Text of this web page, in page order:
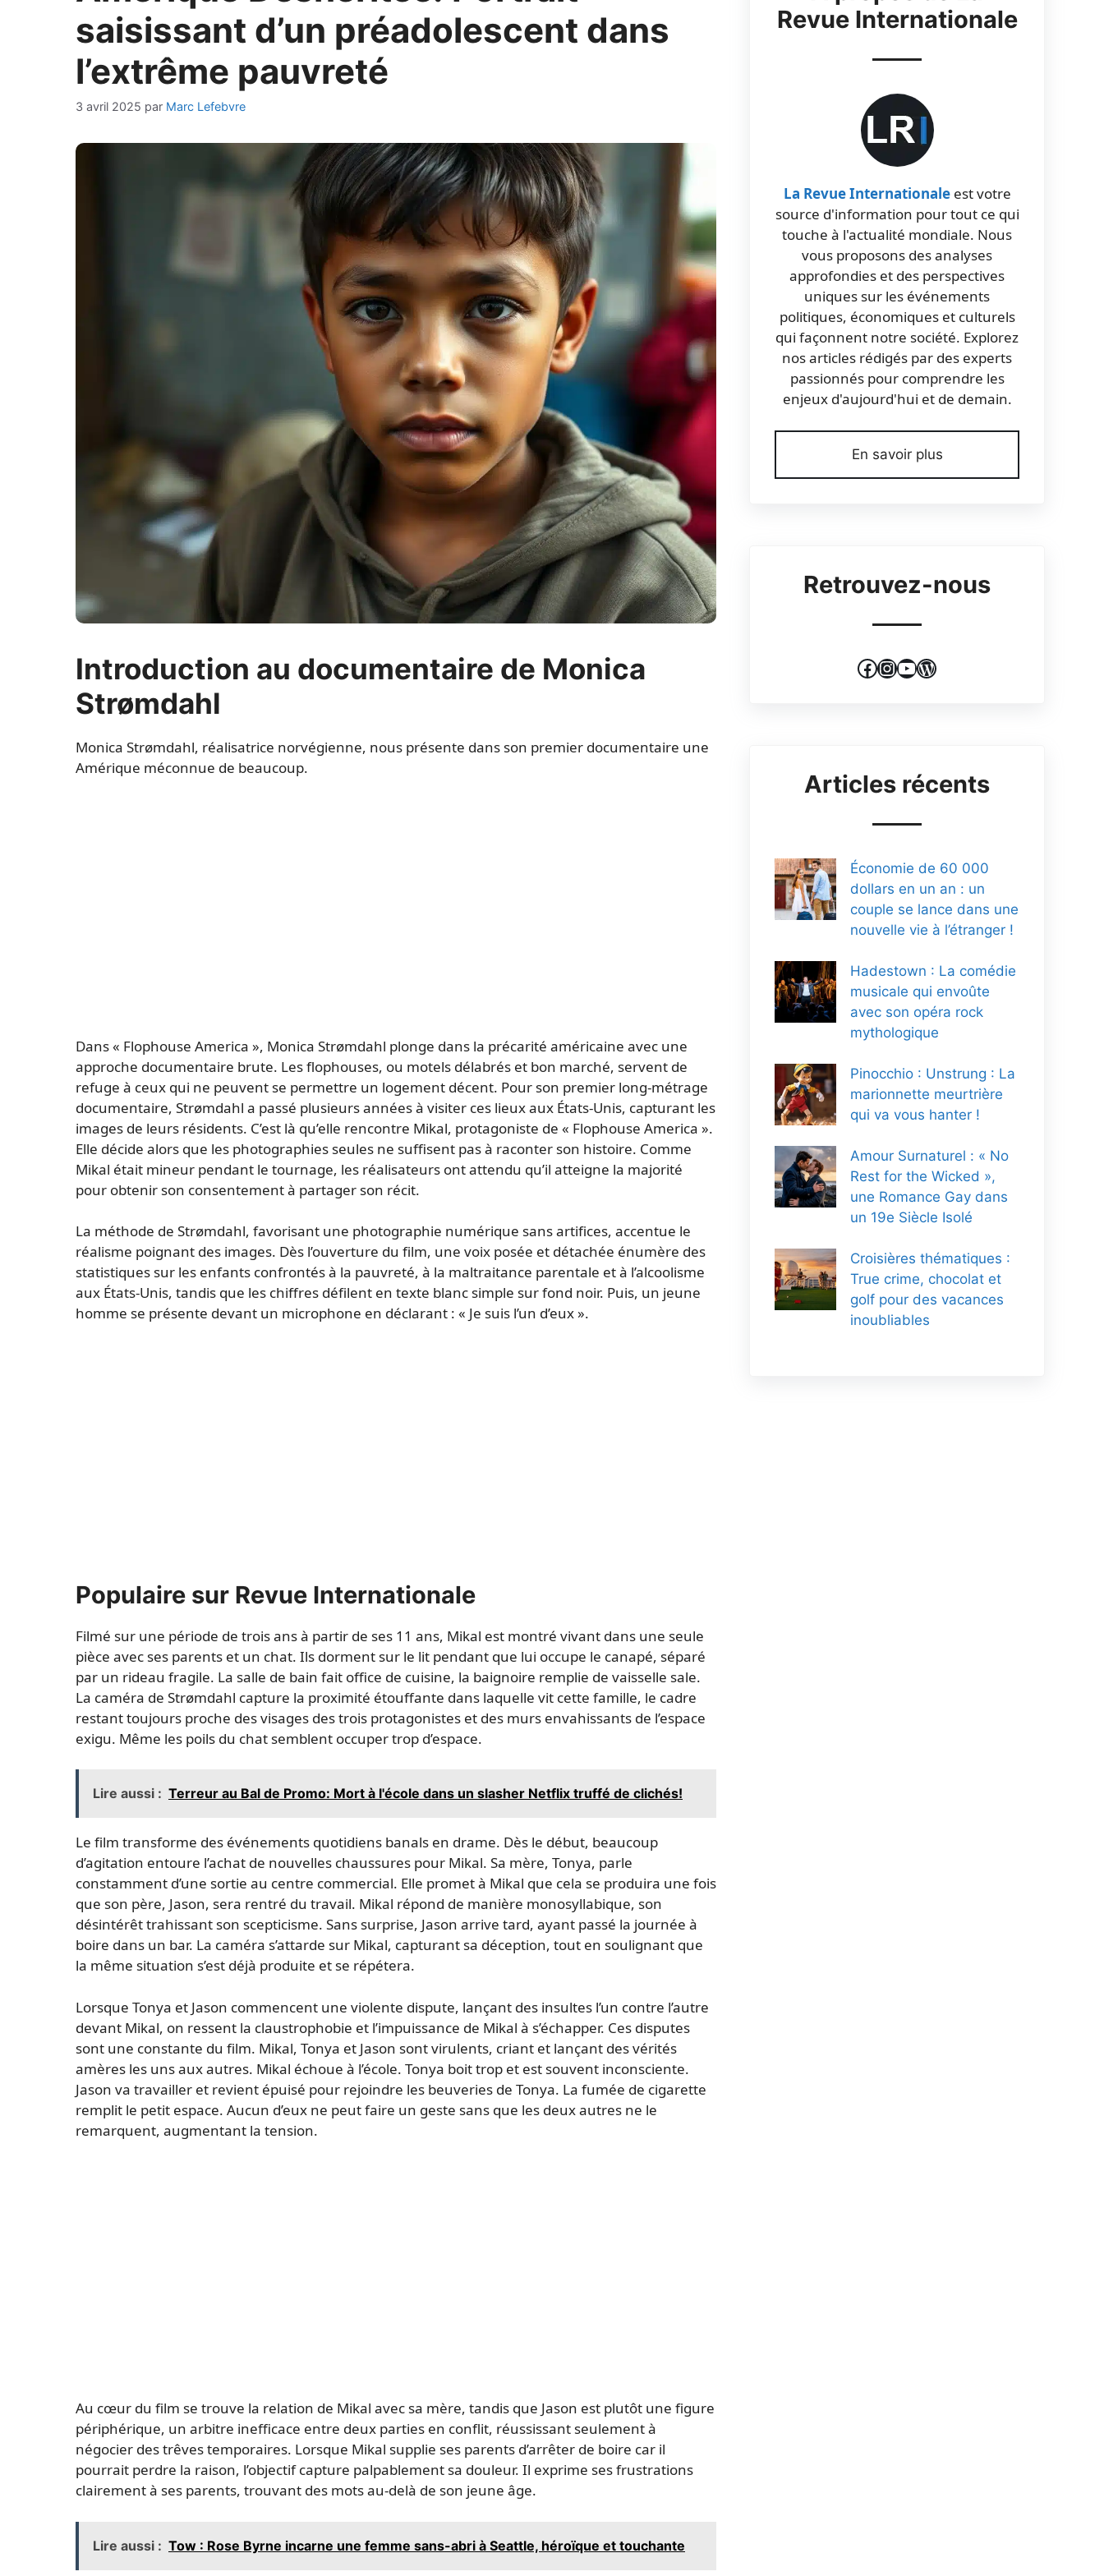
saisissant d’un préadolescent dans
l’extrême pauvreté
3 avril 2025 par Marc Lefebvre
Introduction au documentaire de Monica
Strømdahl
Monica Strømdahl, réalisatrice norvégienne, nous présente dans son premier documentaire une
Amérique méconnue de beaucoup.
Dans « Flophouse America », Monica Strømdahl plonge dans la précarité américaine avec une
approche documentaire brute. Les flophouses, ou motels délabrés et bon marché, servent de
refuge à ceux qui ne peuvent se permettre un logement décent. Pour son premier long-métrage
documentaire, Strømdahl a passé plusieurs années à visiter ces lieux aux États-Unis, capturant les
images de leurs résidents. C’est là qu’elle rencontre Mikal, protagoniste de « Flophouse America ».
Elle décide alors que les photographies seules ne suffisent pas à raconter son histoire. Comme
Mikal était mineur pendant le tournage, les réalisateurs ont attendu qu’il atteigne la majorité
pour obtenir son consentement à partager son récit.
La méthode de Strømdahl, favorisant une photographie numérique sans artifices, accentue le
réalisme poignant des images. Dès l’ouverture du film, une voix posée et détachée énumère des
statistiques sur les enfants confrontés à la pauvreté, à la maltraitance parentale et à l’alcoolisme
aux États-Unis, tandis que les chiffres défilent en texte blanc simple sur fond noir. Puis, un jeune
homme se présente devant un microphone en déclarant : « Je suis l’un d’eux ».
Populaire sur Revue Internationale
Filmé sur une période de trois ans à partir de ses 11 ans, Mikal est montré vivant dans une seule
pièce avec ses parents et un chat. Ils dorment sur le lit pendant que lui occupe le canapé, séparé
par un rideau fragile. La salle de bain fait office de cuisine, la baignoire remplie de vaisselle sale.
La caméra de Strømdahl capture la proximité étouffante dans laquelle vit cette famille, le cadre
restant toujours proche des visages des trois protagonistes et des murs envahissants de l’espace
exigu. Même les poils du chat semblent occuper trop d’espace.
Lire aussi : Terreur au Bal de Promo: Mort à l'école dans un slasher Netflix truffé de clichés!
Le film transforme des événements quotidiens banals en drame. Dès le début, beaucoup
d’agitation entoure l’achat de nouvelles chaussures pour Mikal. Sa mère, Tonya, parle
constamment d’une sortie au centre commercial. Elle promet à Mikal que cela se produira une fois
que son père, Jason, sera rentré du travail. Mikal répond de manière monosyllabique, son
désintérêt trahissant son scepticisme. Sans surprise, Jason arrive tard, ayant passé la journée à
boire dans un bar. La caméra s’attarde sur Mikal, capturant sa déception, tout en soulignant que
la même situation s’est déjà produite et se répétera.
Lorsque Tonya et Jason commencent une violente dispute, lançant des insultes l’un contre l’autre
devant Mikal, on ressent la claustrophobie et l’impuissance de Mikal à s’échapper. Ces disputes
sont une constante du film. Mikal, Tonya et Jason sont virulents, criant et lançant des vérités
amères les uns aux autres. Mikal échoue à l’école. Tonya boit trop et est souvent inconsciente.
Jason va travailler et revient épuisé pour rejoindre les beuveries de Tonya. La fumée de cigarette
remplit le petit espace. Aucun d’eux ne peut faire un geste sans que les deux autres ne le
remarquent, augmentant la tension.
Au cœur du film se trouve la relation de Mikal avec sa mère, tandis que Jason est plutôt une figure
périphérique, un arbitre inefficace entre deux parties en conflit, réussissant seulement à
négocier des trêves temporaires. Lorsque Mikal supplie ses parents d’arrêter de boire car il
pourrait perdre la raison, l’objectif capture palpablement sa douleur. Il exprime ses frustrations
clairement à ses parents, trouvant des mots au-delà de son jeune âge.
Lire aussi : Tow : Rose Byrne incarne une femme sans-abri à Seattle, héroïque et touchante
Revue Internationale
La Revue Internationaleest votre
source d'information pour tout ce qui
touche à l'actualité mondiale. Nous
vous proposons des analyses
approfondies et des perspectives
uniques sur les événements
politiques, économiques et culturels
qui façonnent notre société. Explorez
nos articles rédigés par des experts
passionnés pour comprendre les
enjeux d'aujourd'hui et de demain.
En savoir plus
Retrouvez-nous
Facebook
Instagram
YouTube
WordPress
Articles récents
Économie de 60 000
dollars en un an : un
couple se lance dans une
nouvelle vie à l’étranger !
Hadestown : La comédie
musicale qui envoûte
avec son opéra rock
mythologique
Pinocchio : Unstrung : La
marionnette meurtrière
qui va vous hanter !
Amour Surnaturel : « No
Rest for the Wicked »,
une Romance Gay dans
un 19e Siècle Isolé
Croisières thématiques :
True crime, chocolat et
golf pour des vacances
inoubliables